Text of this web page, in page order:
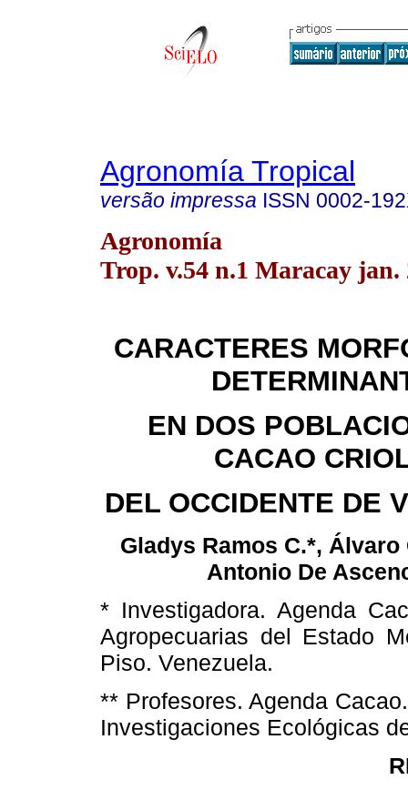
Agronomía Tropical
versão impressa ISSN 0002-
Agronomía
Trop. v.54 n.1 Maracay jan.
CARACTERES
EN DOS
CACAO
DEL OCCIDENTE DE
Gladys Ramos C.*, Álvaro
Antonio De
* Investigadora. Agenda
Agropecuarias del Estado
Piso. Venezuela.
** Profesores. Agenda
Investigaciones Ecológicas